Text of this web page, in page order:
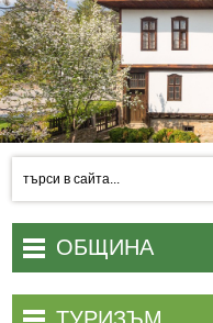
ОБЩИНА
Начало